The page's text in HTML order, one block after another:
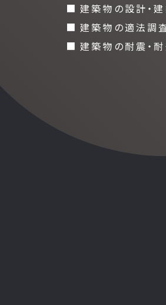
建築物の設計・
建築物の適法調
建築物の耐震・